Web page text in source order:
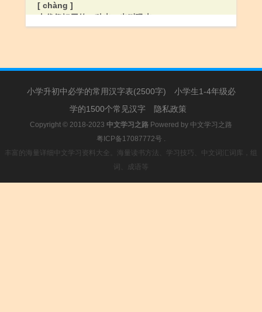
[ chàng ]
古代祭祀用的一种圭。也叫玚圭。
小学升初中必学的常用汉字表(2500字)
小学生1-4年级必
学的1500个常见汉字
隐私政策
Copyright © 2018-2023 中文学习之路 Powered by 中文学习之路
粤ICP备17087772号 .
丰富的海量详细中文学习资料大全。海量读书方法、学习技巧、中文词汇词库，组
词、成语等